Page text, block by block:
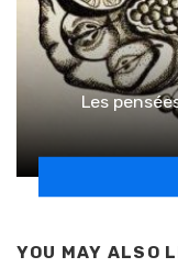
Les
YOU MAY ALSO